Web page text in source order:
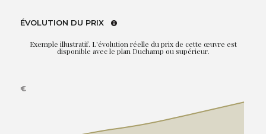
ÉVOLUTION DU PRIX
Exemple illustratif. L'évolution réelle du prix de cette œuvre est
disponible avec le plan Duchamp ou supérieur.